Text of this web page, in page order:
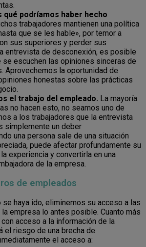
qué podríamos haber hecho
trabajadores mantienen una política
que se les hable», por temor a
sus superiores y perder sus
entrevista de desconexión, es posible
se escuchen las opiniones sinceras de
Aprovechemos la oportunidad de
honestas sobre las prácticas
el trabajo del empleado. La mayoría
no hacen esto, no seamos uno de
a los trabajadores que la entrevista
simplemente un deber
una persona sale de una situación
puede afectar profundamente su
experiencia y convertirla en una
de la empresa.
de empleados
se haya ido, eliminemos su acceso a las
empresa lo antes posible. Cuanto más
acceso a la información de la
el riesgo de una brecha de
el acceso a: